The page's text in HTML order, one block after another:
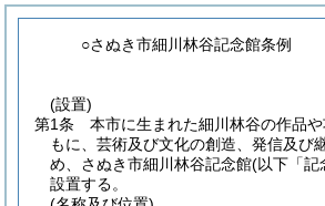
○さぬき市細川林谷記念館条例
(設置)
第1条
本市に生まれた細川林谷の作品
もに、芸術及び文化の創造、発信及び
め、さぬき市細川林谷記念館(以下「記
設置する。